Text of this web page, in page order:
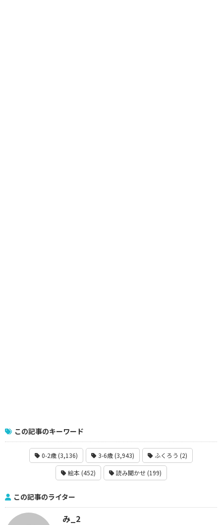
この記事のキーワード
0-2歳 (3,136) 3-6歳 (3,943) ふくろう (2)
絵本 (452) 読み聞かせ (199)
この記事のライター
み_2